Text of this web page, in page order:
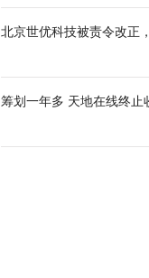
北京世优科技被责令改正
筹划一年多 天地在线终止